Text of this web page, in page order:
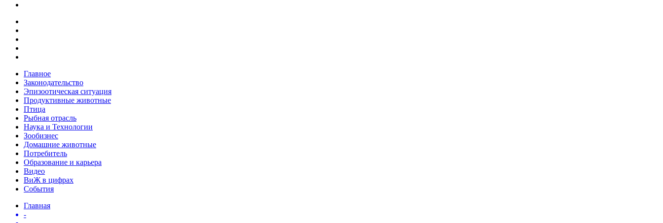
Главное
Законодательство
Эпизоотическая ситуация
Продуктивные животные
Птица
Рыбная отрасль
Наука и Технологии
Зообизнес
Домашние животные
Потребитель
Образование и карьера
Видео
ВиЖ в цифрах
События
Главная
-